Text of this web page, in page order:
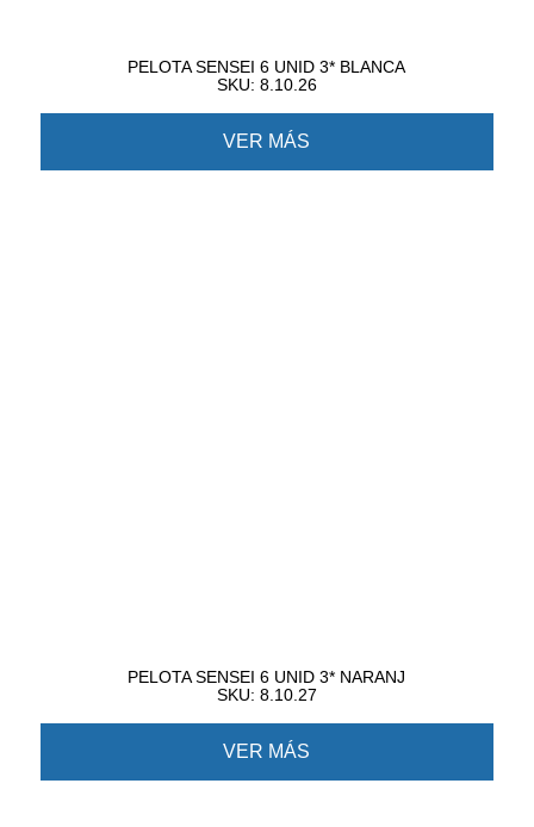
PELOTA SENSEI 6 UNID 3* BLANCA
SKU: 8.10.26
VER MÁS
PELOTA SENSEI 6 UNID 3* NARANJ
SKU: 8.10.27
VER MÁS